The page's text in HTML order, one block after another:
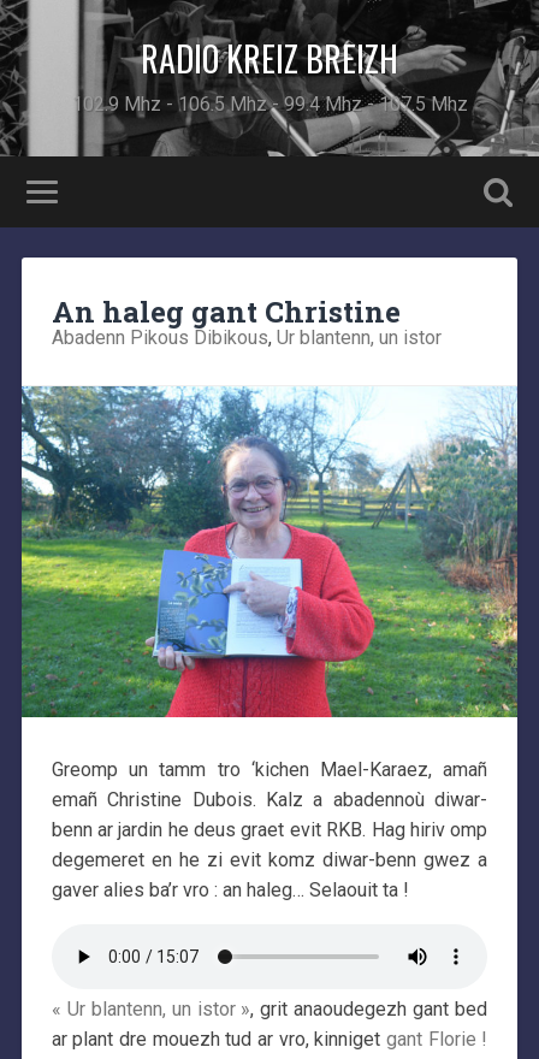
RADIO KREIZ BREIZH
102.9 Mhz - 106.5 Mhz - 99.4 Mhz - 107.5 Mhz
An haleg gant Christine
Abadenn Pikous Dibikous, Ur blantenn, un istor
Greomp un tamm tro ‘kichen Mael-Karaez, amañ
emañ Christine Dubois. Kalz a abadennoù diwar-
benn ar jardin he deus graet evit RKB. Hag hiriv omp
degemeret en he zi evit komz diwar-benn gwez a
gaver alies ba’r vro : an haleg… Selaouit ta !
« Ur blantenn, un istor », grit anaoudegezh gant bed
ar plant dre mouezh tud ar vro, kinnigetgant Florie !